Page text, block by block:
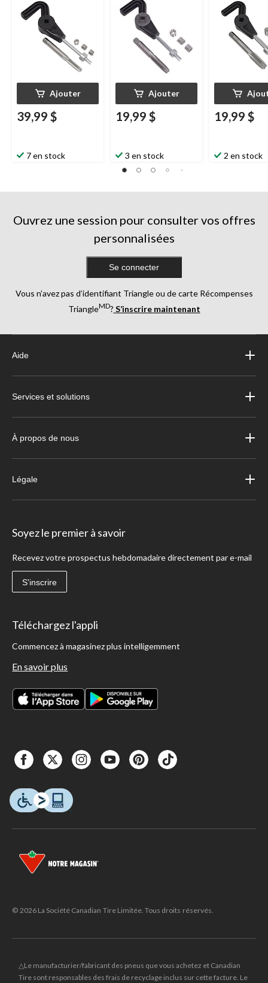
44626
Ajouter
39,99 $
7 en stock
5/16-18 po, 44604
Ajouter
19,99 $
3 en stock
16 po, 44606
19,99 $
2 en stock
Ouvrez une session pour consulter vos offres
personnalisées
Se connecter
Vous n’avez pas d’identifiant Triangle ou de carte Récompenses
TriangleMD? S’inscrire maintenant
Aide
Services et solutions
À propos de nous
Légale
Soyez le premier à savoir
Recevez votre prospectus hebdomadaire directement par e-mail
S'inscrire
Téléchargez l'appli
Commencez à magasinez plus intelligemment
En savoir plus
© 2026 La Société Canadian Tire Limitée. Tous droits réservés.
△Le manufacturier/fabricant des pneus que vous achetez et Canadian
Tire sont responsables des frais de recyclage inclus sur cette facture. Le